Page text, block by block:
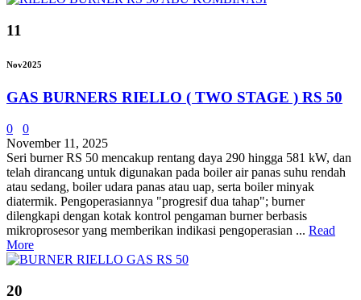
11
Nov2025
GAS BURNERS RIELLO ( TWO STAGE ) RS 50
0
0
November 11, 2025
Seri burner RS 50 ​​mencakup rentang daya 290 hingga 581 kW, dan
telah dirancang untuk digunakan pada boiler air panas suhu rendah
atau sedang, boiler udara panas atau uap, serta boiler minyak
diatermik. Pengoperasiannya "progresif dua tahap"; burner
dilengkapi dengan kotak kontrol pengaman burner berbasis
mikroprosesor yang memberikan indikasi pengoperasian ... Read
More
20